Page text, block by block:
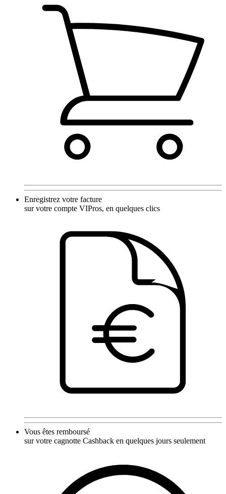
Enregistrez votre facture
sur votre compte VIPros, en quelques clics
Vous êtes remboursé
sur votre cagnotte Cashback en quelques jours seulement